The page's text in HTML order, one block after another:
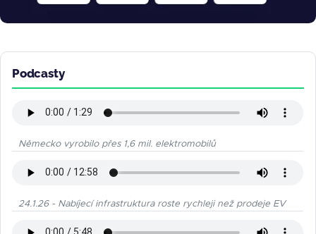
Podcasty
Německo vyrobilo přes 1,6 mil. elektromobilů
24.1.26 - Nabíjecí infrastruktura roste rychleji než prodeje EV